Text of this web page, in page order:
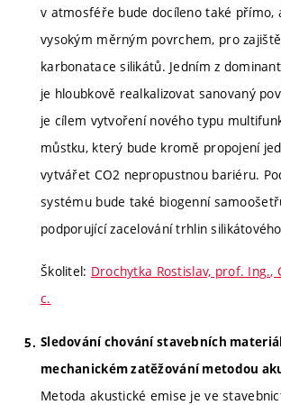
v atmosféře bude docíleno také přímo,
vysokým měrným povrchem, pro
karbonatace silikátů. Jedním z
je hloubkově realkalizovat sanovaný
je cílem vytvoření nového typu
můstku, který bude kromě propojení
vytvářet CO2 nepropustnou bariéru.
systému bude také biogenní
podporující zacelování trhlin
Školitel: Drochytka Rostislav, prof. Ing.,
c.
Sledování chování stavebních
mechanickém zatěžování metodou
Metoda akustické emise je ve